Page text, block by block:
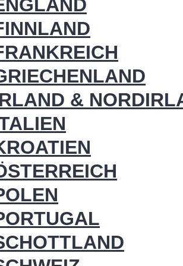
&